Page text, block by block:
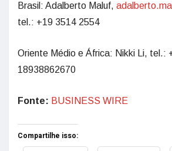
Brasil: Adalberto Maluf,
tel.: +19 3514 2554
Oriente Médio e África: Nikki Li, tel.:
18938862670
Fonte: BUSINESS WIRE
Compartilhe isso: